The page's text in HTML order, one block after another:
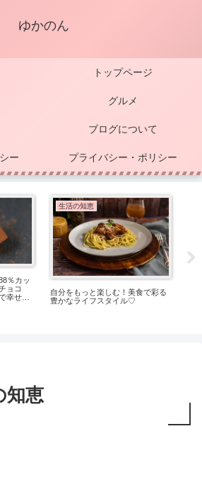
ゆかのん
トップページ
グルメ
ブログについて
ー プライバシー・ポリシー
％カッ
ョコ
幸せな
生活の知恵
自分をもっと楽しむ！美食で彩る
豊かなライフスタイル♡
知恵